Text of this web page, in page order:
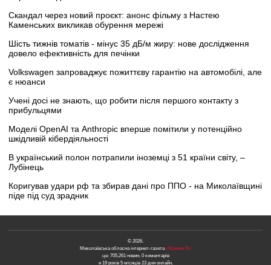
Скандал через новий проєкт: анонс фільму з Настею
Каменських викликав обурення мережі
Шість тижнів томатів - мінус 35 дБ/м жиру: нове дослідження
довело ефективність для печінки
Volkswagen запроваджує пожиттєву гарантію на автомобілі, але
є нюанси
Учені досі не знають, що робити після першого контакту з
прибульцями
Моделі OpenAI та Anthropic вперше помітили у потенційно
шкідливій кібердіяльності
В український полон потрапили іноземці з 51 країни світу, –
Лубінець
Коригував удари рф та збирав дані про ППО - на Миколаївщині
піде під суд зрадник
© 2026.
Миколаївська обласна інтернет-газета «Новини N»
це: 705,261 новин, 0 коментарів
и 19 років 5 місяців 23 дня онлайн.